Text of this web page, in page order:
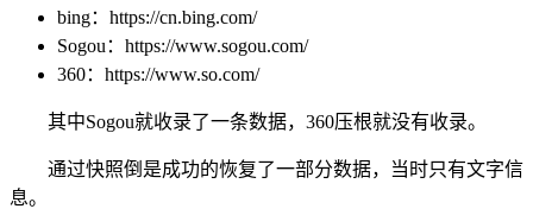
bing：https://cn.bing.com/
Sogou：https://www.sogou.com/
360：https://www.so.com/
其中Sogou就收录了一条数据，360压根就没有收录。
通过快照倒是成功的恢复了一部分数据，当时只有文字信
息。